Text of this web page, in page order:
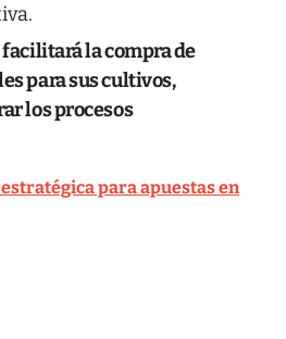
la compra de
para sus cultivos,
los procesos
para apuestas en